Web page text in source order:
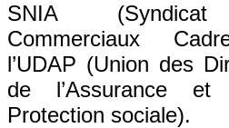
SNIA
Commerciaux
l’UDAP (Union des
de l’Assurance
Protection sociale).